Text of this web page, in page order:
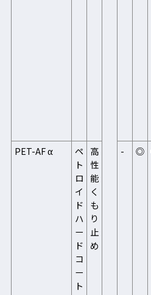
PET-AF α
ペ
ト
ロ
イ
ド
ハ
ー
ド
コ
ー
ト
高
性
能
く
も
り
止
め
- ◎